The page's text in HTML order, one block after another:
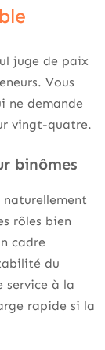
juge de paix
Vous
ne demande
vingt-quatre.
binômes
rôles bien
cadre
du
service à la
rapide si la